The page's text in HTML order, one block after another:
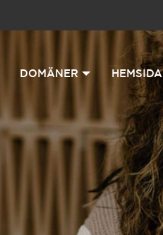
DOMÄNER HEMSIDA